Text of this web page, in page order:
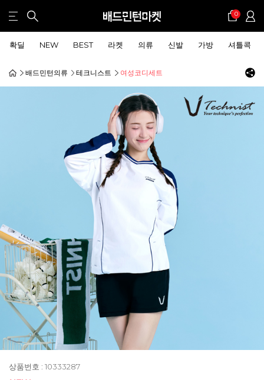
0
확딜 NEW BEST 라켓 의류 신발 가방 셔틀콕
배드민턴의류 테크니스트 여성코디세트
상품번호 : 10333287